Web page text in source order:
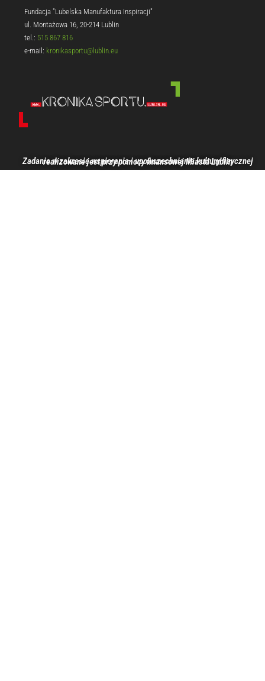
Fundacja "Lubelska Manufaktura Inspiracji"
ul. Montażowa 16, 20-214 Lublin
tel.: 515 867 816
e-mail: kronikasportu@lublin.eu
Zadanie w zakresie wspierania i upowszechniania kultury fizycznej realizowane jest przy pomocy finansowej Miasta Lublin